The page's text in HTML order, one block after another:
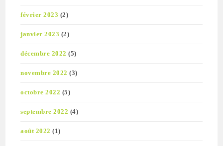
février 2023 (2)
janvier 2023 (2)
décembre 2022 (5)
novembre 2022 (3)
octobre 2022 (5)
septembre 2022 (4)
août 2022 (1)